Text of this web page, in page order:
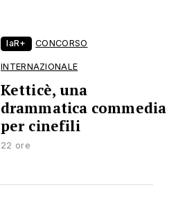
laR+ CONCORSO
INTERNAZIONALE
Ketticè, una
drammatica commedia
per cinefili
22 ore